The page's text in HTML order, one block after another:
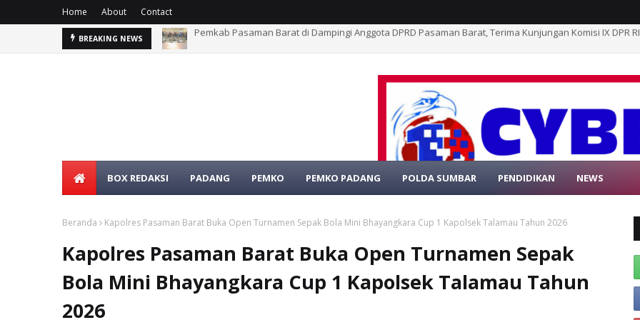
Home About Contact
BREAKING NEWS Duka Menyelimuti Warga Simpang Timbo Abu Kajai, Relawan STAK Buka Penggalangan Dana Bantu
SELAMAT
BOX REDAKSI PADANG PEMKO PEMKO PADANG POLDA SUMBAR PENDIDIKAN NEWS
Beranda Kapolres Pasaman Barat Buka Open Turnamen Sepak Bola Mini Bhayangkara Cup 1 Kapolsek Talamau Tahun 2026
Kapolres Pasaman Barat Buka Open Turnamen Sepak
Bola Mini Bhayangkara Cup 1 Kapolsek Talamau Tahun
2026